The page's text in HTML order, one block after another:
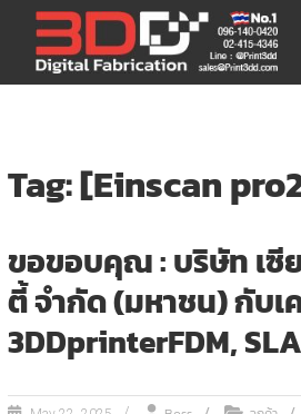
content
3DD DIGITAL FABRICATION
เครื่องพิมพ์3มิติ สแกนเนอร์
เลเซอร์
Tag: [Einscan
ขอขอบคุณ : บริษัท เซี
ตี้ จำกัด (มหาชน) กับเ
3DDprinterFDM,